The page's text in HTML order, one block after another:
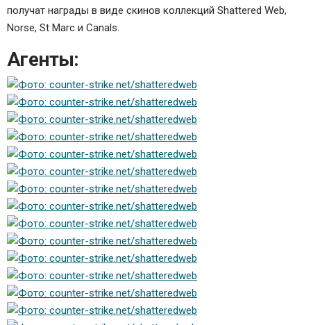
получат награды в виде скинов коллекций Shattered Web,
Norse, St Marc и Canals.
Агенты: